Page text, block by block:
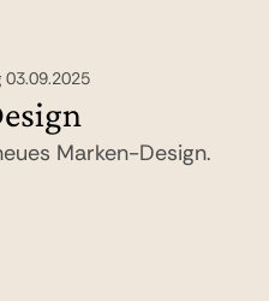
Marken-Design.